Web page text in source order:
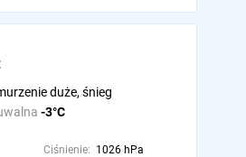
-3°C
duże, śnieg
Ciśnienie: 1026 hPa